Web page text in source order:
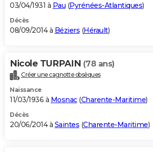
03/04/1931 à Pau (Pyrénées-Atlantiques)
Décès
08/09/2014 à Béziers (Hérault)
Nicole TURPAIN (78 ans)
Créer une cagnotte obsèques
Naissance
11/03/1936 à Mosnac(Charente-Maritime)
Décès
20/06/2014 à Saintes (Charente-Maritime)